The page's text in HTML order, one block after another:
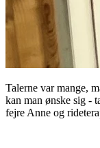
Talerne var mange,
kan man ønske sig -
fejre Anne og